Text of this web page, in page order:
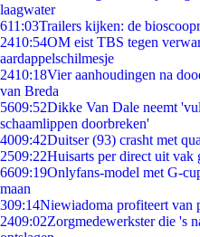
laagwater
611:03Trailers kijken: de
2410:54OM eist TBS tegen
aardappelschilmesje
2410:18Vier aanhoudingen na
van Breda
5609:52Dikke Van Dale neemt
schaamlippen doorbreken'
4009:42Duitser (93) crasht met
2509:22Huisarts per direct uit vak
6609:19Onlyfans-model met G-
maan
309:14Niewiadoma profiteert van
2409:02Zorgmedewerkster die 's